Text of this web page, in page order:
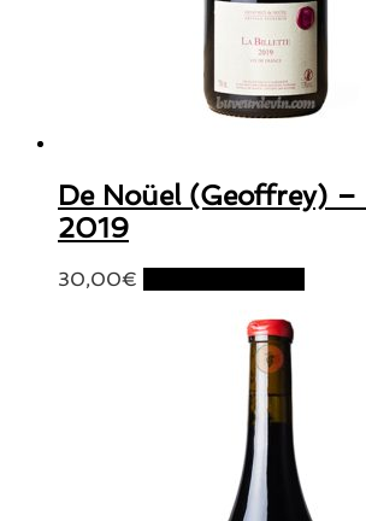
De Noüel (Geoffrey) –
2019
30,00€